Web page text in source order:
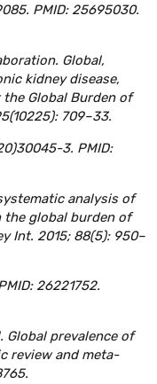
PMID: 25695030.
Global,
kidney disease,
the Global Burden of
709–33.
3. PMID:
analysis of
global burden of
Int. 2015; 88(5): 950–
26221752.
Global prevalence of
review and meta-